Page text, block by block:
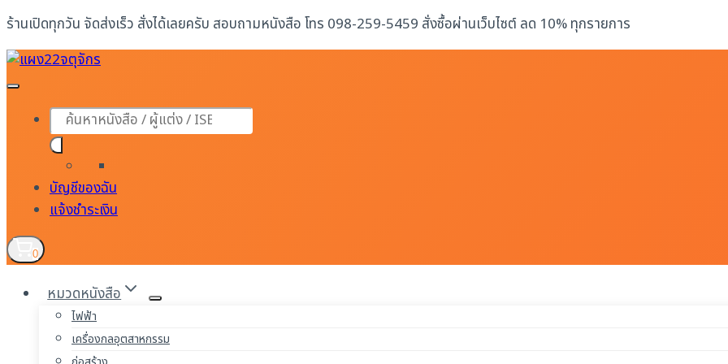
Skip
to
content
ร้านเปิดทุกวัน จัดส่งเร็ว สั่งได้เลยครับ สอบถามหนังสือ โทร 098-259-5459 สั่งซื้อผ่านเว็บไซต์ ลด 10% ทุกรายการ
Products
search
บัญชีของฉัน
แจ้งชำระเงิน
0
หมวดหนังสือ
ไฟฟ้า
เครื่องกลอุตสาหกรรม